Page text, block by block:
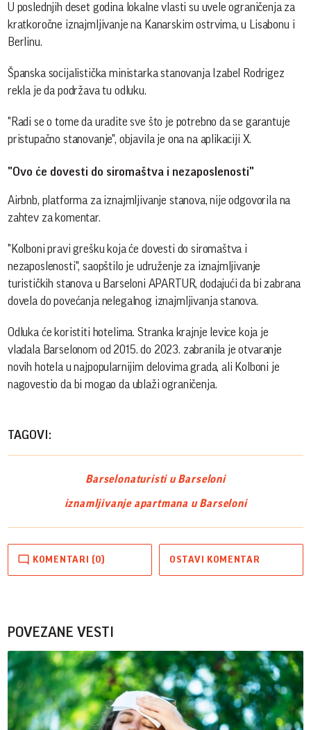
U poslednjih deset godina lokalne vlasti su uvele ograničenja za
kratkoročne iznajmljivanje na Kanarskim ostrvima, u Lisabonu i
Berlinu.
Španska socijalistička ministarka stanovanja Izabel Rodrigez
rekla je da podržava tu odluku.
"Radi se o tome da uradite sve što je potrebno da se garantuje
pristupačno stanovanje", objavila je ona na aplikaciji X.
"Ovo će dovesti do siromaštva i nezaposlenosti"
Airbnb, platforma za iznajmljivanje stanova, nije odgovorila na
zahtev za komentar.
"Kolboni pravi grešku koja će dovesti do siromaštva i
nezaposlenosti", saopštilo je udruženje za iznajmljivanje
turističkih stanova u Barseloni APARTUR, dodajući da bi zabrana
dovela do povećanja nelegalnog iznajmljivanja stanova.
Odluka će koristiti hotelima. Stranka krajnje levice koja je
vladala Barselonom od 2015. do 2023. zabranila je otvaranje
novih hotela u najpopularnijim delovima grada, ali Kolboni je
nagovestio da bi mogao da ublaži ograničenja.
TAGOVI:
Barselonaturisti u Barseloni
iznamljivanje apartmana u Barseloni
KOMENTARI (0) OSTAVI KOMENTAR
POVEZANE VESTI